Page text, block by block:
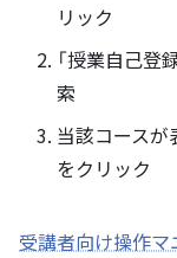
リック
「授業自己登
索
当該コースが
をクリック
受講者向け操作